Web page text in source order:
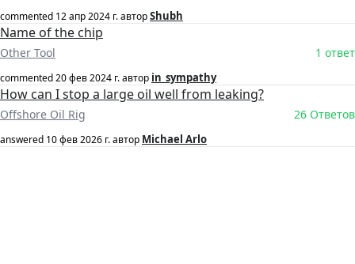
commented 12 апр 2024 г.авторShubh
Name of the chip
Other Tool 1 ответ
commented20 фев 2024 г.автор in_sympathy
How can I stop a large oil well from leaking?
Offshore Oil Rig 26 Ответов
answered 10 фев 2026 г.автор Michael Arlo